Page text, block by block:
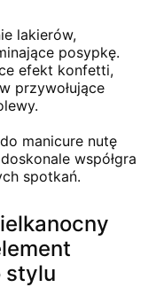
lakierów,
posypkę.
efekt konfetti,
przywołujące
manicure nutę
współgra
spotkań.
stylu